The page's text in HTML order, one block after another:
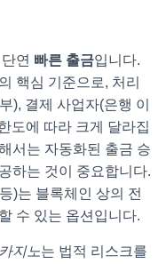
연 빠른 출금입니다.
핵심 기준으로, 처리
), 결제 사업자(은행 이
도에 따라 크게 달라집
서는 자동화된 출금 승
하는 것이 중요합니다.
)는 블록체인 상의 전
수 있는 옵션입니다.
지노는 법적 리스크를